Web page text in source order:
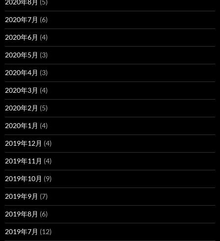
2020年8月 (5)
2020年7月 (6)
2020年6月 (4)
2020年5月 (3)
2020年4月 (3)
2020年3月 (4)
2020年2月 (5)
2020年1月 (4)
2019年12月 (4)
2019年11月 (4)
2019年10月 (9)
2019年9月 (7)
2019年8月 (6)
2019年7月 (12)